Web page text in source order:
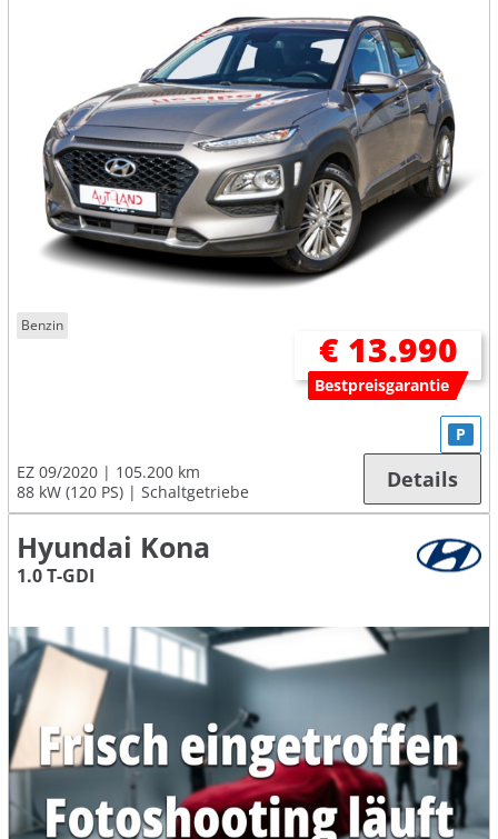
Benzin
€ 13.990
Bestpreisgarantie
EZ 09/2020
105.200 km
88 kW (120 PS)
Schaltgetriebe
P
Details
Hyundai Kona
1.0 T-GDI